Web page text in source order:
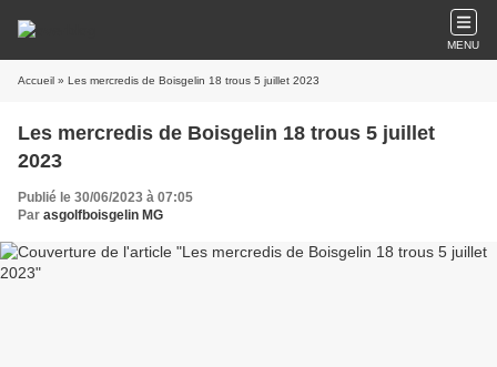
MENU
Accueil » Les mercredis de Boisgelin 18 trous 5 juillet 2023
Les mercredis de Boisgelin 18 trous 5 juillet
2023
Publié le 30/06/2023 à 07:05
Par asgolfboisgelin MG